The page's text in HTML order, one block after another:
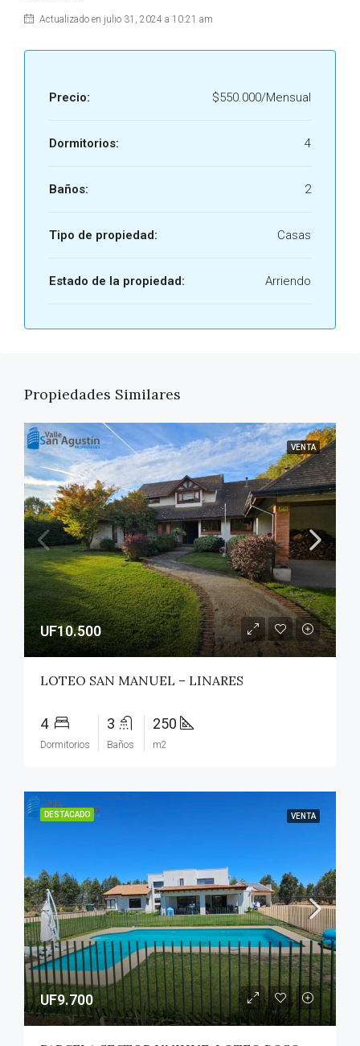
Actualizado en julio 31, 2024 a 10:21 am
Precio: $550.000/Mensual
Dormitorios: 4
Baños: 2
Tipo de propiedad: Casas
Estado de la propiedad: Arriendo
Propiedades Similares
VENTA
UF10.500
LOTEO SAN MANUEL – LINARES
4
Dormitorios
3
Baños
250
m2
DESTACADO VENTA
UF9.700